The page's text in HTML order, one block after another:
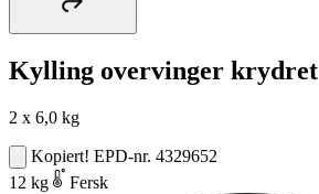
Kylling overvinger krydret
2 x 6,0 kg
Kopiert! EPD-nr. 4329652
12 kg
Fersk